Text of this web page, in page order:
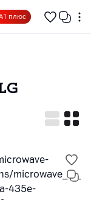
плюс